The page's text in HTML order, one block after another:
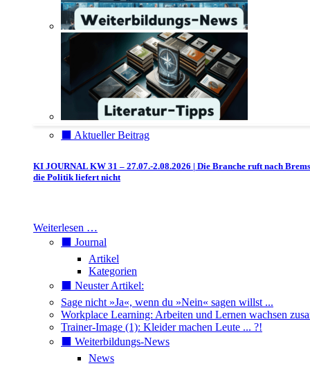
⬛️ Aktueller Beitrag
KI JOURNAL KW 31 – 27.07.-2.08.2026 | Die Branche ruft nach
die Politik liefert nicht
Weiterlesen …
⬛️ Journal
Artikel
Kategorien
⬛️ Neuster Artikel:
Sage nicht »Ja«, wenn du »Nein« sagen willst ...
Workplace Learning: Arbeiten und Lernen wachsen
Trainer-Image (1): Kleider machen Leute ... ?!
⬛️ Weiterbildungs-News
News